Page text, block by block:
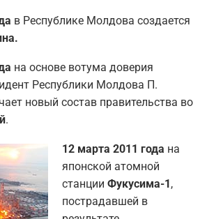
в Республике Молдова создается
на основе вотума доверия
Республики Молдова П.
новый состав правительства во
.
12 марта 2011 года на
японской атомной
станции Фукусима-1,
пострадавшей в